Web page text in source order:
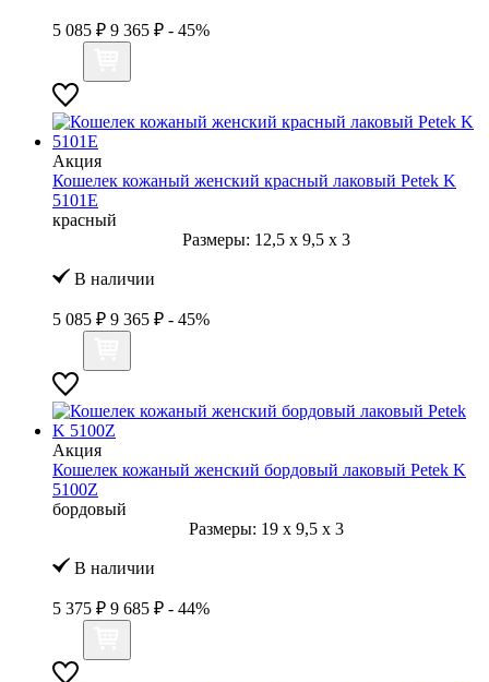
5 085 ₽ 9 365 ₽ - 45%
Акция
Кошелек кожаный женский красный лаковый Petek K
5101Е
красный
Размеры: 12,5 x 9,5 x 3
В наличии
5 085 ₽ 9 365 ₽ - 45%
Акция
Кошелек кожаный женский бордовый лаковый Petek K
5100Z
бордовый
Размеры: 19 x 9,5 x 3
В наличии
5 375 ₽ 9 685 ₽ - 44%